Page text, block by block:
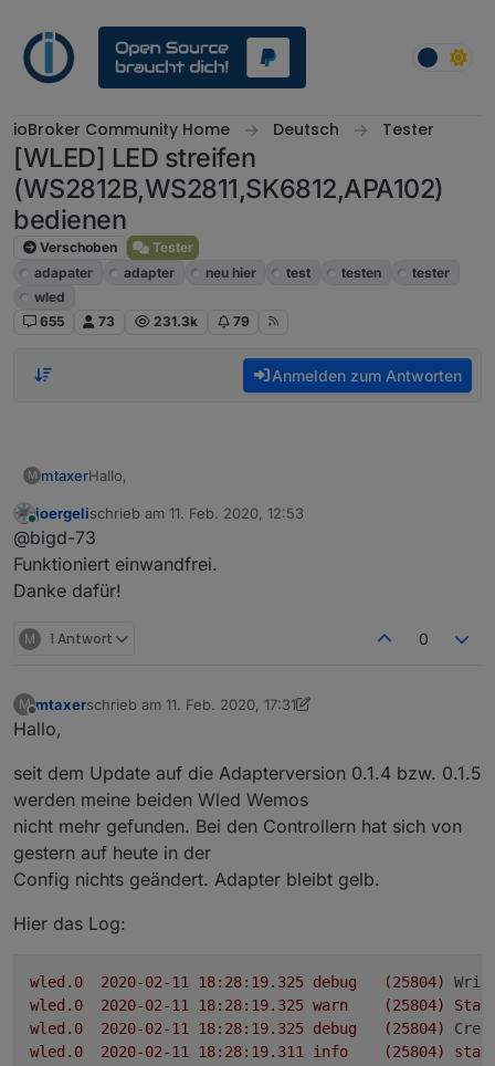
ioBroker Community Home Deutsch Tester
[WLED] LED streifen
(WS2812B,WS2811,SK6812,APA102)
bedienen
Verschoben
Tester
adapater
adapter neu hier test testen
tester
wled
655
73 231.3k 79
Anmelden zum Antworten
M mtaxerHallo,
ich hab mir jetzt mal mit einem Script geholfen. Es
überwacht den Datenpunkt in
den der Color Picker den Hex Wert schreibt. Bei
Änderung wandelt eine Funktion
den Hex Wert in einen RGB Zahlenwert und schreibt
Datenpunkt.
// Hex to RGB
function hexToRgb(hex) {
var result = /^#?([a-f\d]{2})([a-
    r: parseInt(result[1], 16),
  } : null;
// Bei Änderung der Hilfsvariable für den Vis
on({id:
});
// Scriptstart
SG
Online
joergelischrieb am 11. Feb. 2020, 12:53
zuletzt editiert von
@bigd-73
Funktioniert einwandfrei.
Danke dafür!
M 1 Antwort 0
M
Offline
mtaxerschrieb am 11. Feb. 2020, 17:31
zuletzt editiert von mtaxer 2. Nov. 2020, 18:31
Hallo,
seit dem Update auf die Adapterversion 0.1.4 bzw. 0.1.5
werden meine beiden Wled Wemos
nicht mehr gefunden. Bei den Controllern hat sich von
gestern auf heute in der
Config nichts geändert. Adapter bleibt gelb.
Hier das Log:
wled.0 debug (25804)
wled.0
warn (25804)
wled.0
debug (25804)
wled.0
info (25804)